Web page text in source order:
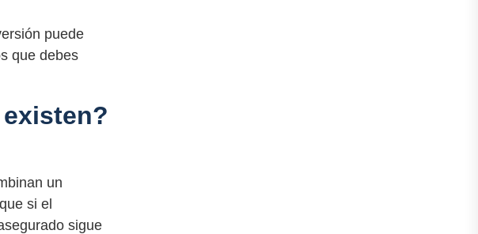
puede
que debes
un
si el
sigue